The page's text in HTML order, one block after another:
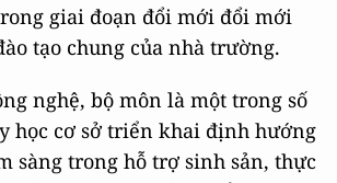
giai đoạn đổi mới đổi mới
tạo chung của nhà trường.
nghệ, bộ môn là một trong số
học cơ sở triển khai định hướng
sàng trong hỗ trợ sinh sản, thực